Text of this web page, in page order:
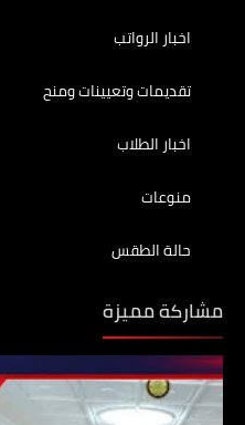
اخبار الرواتب
تقديمات وتعيينات ومنح
اخبار الطلاب
منوعات
حالة الطقس
مشاركة مميزة